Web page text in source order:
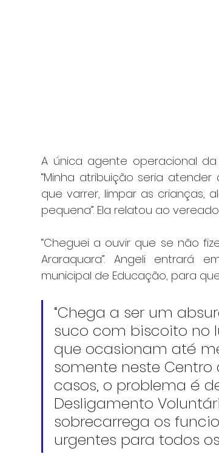
A única agente operacional
“Minha atribuição seria
que varrer, limpar as crianças,
pequena”. Ela relatou ao
“Cheguei a ouvir que se não
Araraquara”. Angeli entrará
municipal de Educação, para
“Chega a ser um
suco com biscoito no
que ocasionam até
somente neste
casos, o problema é
Desligamento
sobrecarrega os
urgentes para todos